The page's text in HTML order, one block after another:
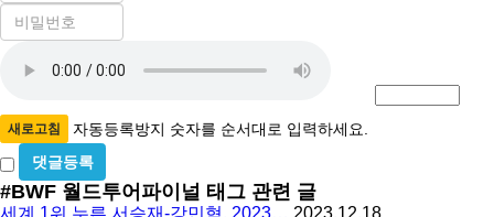
필
수
비
밀
수
록
방
지
새로고침 자동등록방지 숫자를 순서대로 입력하세요.
비
밀
글
#BWF 월드투어파이널 태그 관련 글
세계 1위 누른 서승재-강민혁, 2023… 2023.12.18